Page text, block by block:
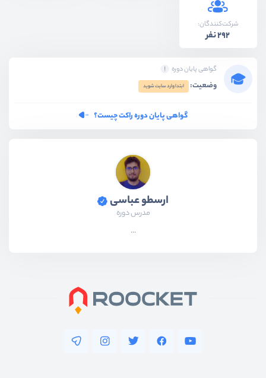
شرکت‌کنندگان:
292 نفر
گواهی پایان دوره
وضعیت: ابتدا وارد سایت شوید
گواهی پایان دوره راکت چیست؟
ارسطو عباسی
مدرس دوره
...